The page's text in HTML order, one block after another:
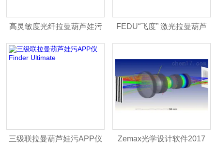
高灵敏度光纤拉曼葫芦娃污
APP仪
FEDU“飞度” 激光拉曼葫芦
娃污APP仪
三级联拉曼葫芦娃污APP仪 Zemax光学设计软件2017